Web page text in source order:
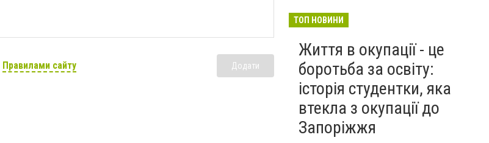
Правилами сайту Додати
ТОП НОВИНИ
Життя в окупації - це
боротьба за освіту:
історія студентки, яка
втекла з окупації до
Запоріжжя